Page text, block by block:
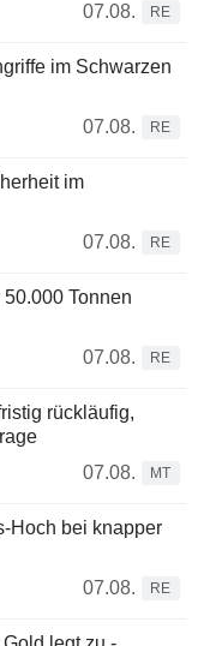
07.08.
RE
im Schwarzen
07.08.
RE
im
07.08.
RE
Tonnen
07.08.
RE
rückläufig,
07.08.
MT
Hoch bei knapper
07.08.
RE